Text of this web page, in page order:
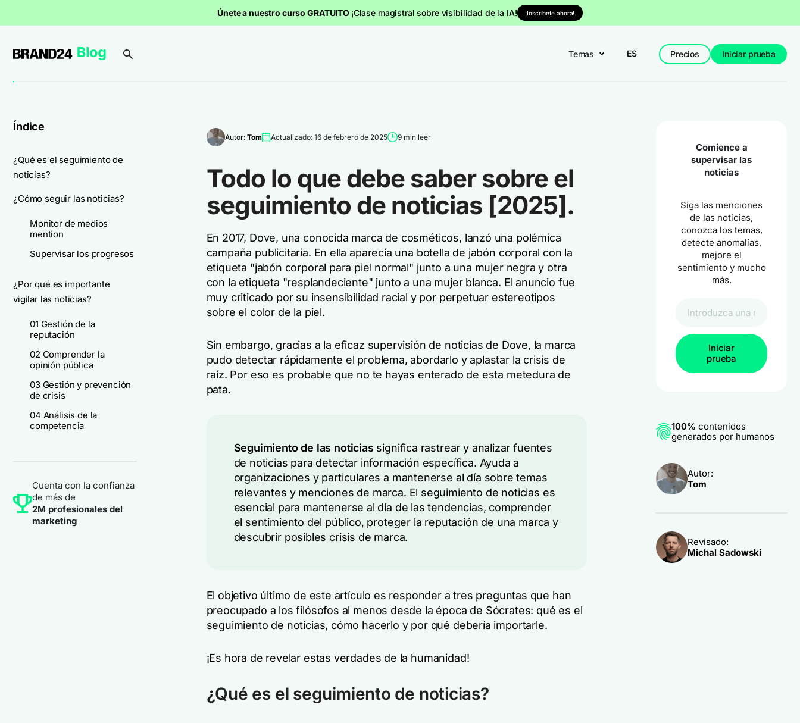
Únete a nuestro curso GRATUITO ¡Clase magistral sobre visibilidad de la IA! ¡Inscríbete ahora!
Temas ES Precios Iniciar prueba
Índice
¿Qué es el seguimiento de
noticias?
¿Cómo seguir las noticias?
Monitor de medios
mention
Supervisar los progresos
¿Por qué es importante
vigilar las noticias?
01 Gestión de la
reputación
02 Comprender la
opinión pública
03 Gestión y prevención
de crisis
04 Análisis de la
competencia
Cuenta con la confianza
de más de
2M profesionales del
marketing
Autor: Tom Actualizado: 16 de febrero de 2025 9 min leer
Todo lo que debe saber sobre el
seguimiento de noticias [2025].
En 2017, Dove, una conocida marca de cosméticos, lanzó una polémica
campaña publicitaria. En ella aparecía una botella de jabón corporal con la
etiqueta "jabón corporal para piel normal" junto a una mujer negra y otra
con la etiqueta "resplandeciente" junto a una mujer blanca. El anuncio fue
muy criticado por su insensibilidad racial y por perpetuar estereotipos
sobre el color de la piel.
Sin embargo, gracias a la eficaz supervisión de noticias de Dove, la marca
pudo detectar rápidamente el problema, abordarlo y aplastar la crisis de
raíz. Por eso es probable que no te hayas enterado de esta metedura de
pata.
Seguimiento de las noticias significa rastrear y analizar fuentes
de noticias para detectar información específica. Ayuda a
organizaciones y particulares a mantenerse al día sobre temas
relevantes y menciones de marca. El seguimiento de noticias es
esencial para mantenerse al día de las tendencias, comprender
el sentimiento del público, proteger la reputación de una marca y
descubrir posibles crisis de marca.
El objetivo último de este artículo es responder a tres preguntas que han
preocupado a los filósofos al menos desde la época de Sócrates: qué es el
seguimiento de noticias, cómo hacerlo y por qué debería importarle.
¡Es hora de revelar estas verdades de la humanidad!
¿Qué es el seguimiento de noticias?
Comience a
supervisar las
noticias
Siga las menciones
de las noticias,
conozca los temas,
detecte anomalías,
mejore el
sentimiento y mucho
más.
Iniciar
prueba
100% contenidos
generados por humanos
Autor:
Tom
Revisado:
Michal Sadowski